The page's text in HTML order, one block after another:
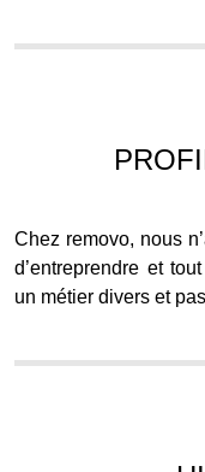
Chez removo, nous
d’entreprendre et
un métier divers et